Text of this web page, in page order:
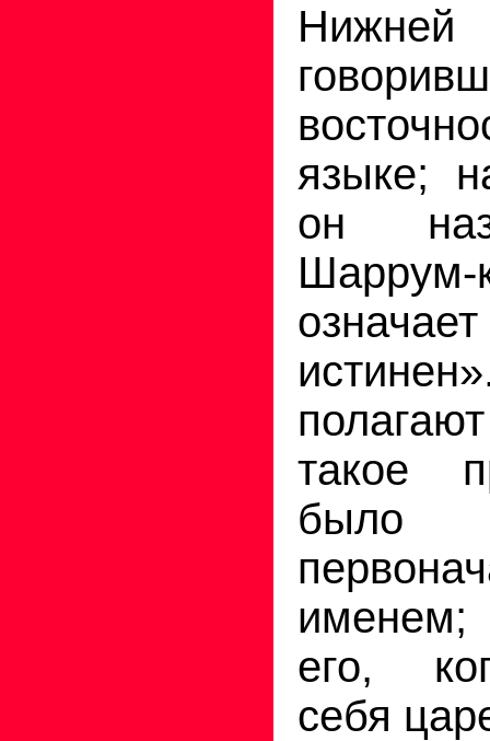
Нижней
языке;
он
такое
именем;
его,
себя